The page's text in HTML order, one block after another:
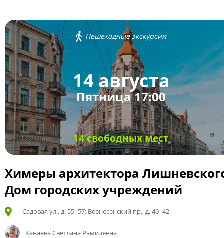
Пешеходные экскурсии
14 августа
Пятница 17:00
14 свободных мест
Химеры архитектора
Дом городских учреждений
Садовая ул., д. 55–57; Вознесенский пр., д. 40–42
Канаева Светлана Рамилевна